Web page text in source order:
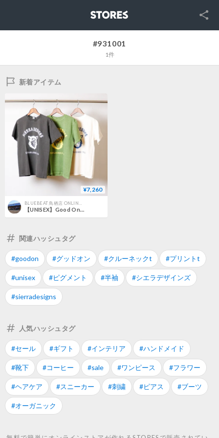
SNS
#931001
1件
新着アイテム
¥7,260
【UNISEX】Good On x SIERRA DESIGNS [グッドオン×シエラデザインズ] DOG TEE / 931001
関連ハッシュタグ
#goodon #グッドオン #クルーネックt #プリントt
#unisex #ピグメント #半袖 #シエラデザインズ
#sierradesigns
人気ハッシュタグ
#セール #ギフト #インテリア #ハンドメイド
#靴下 #コーヒー #sale #ワンピース #フラワー
#ヘアケア #スニーカー #刺繍 #ピアス #ブーツ
#オーガニック